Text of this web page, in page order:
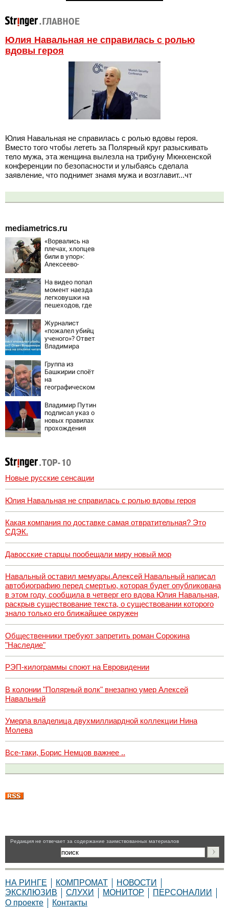
Юлия Навальная не справилась с ролью
вдовы героя
Юлия Навальная не справилась с ролью вдовы героя.
Вместо того чтобы лететь за Полярный круг разыскивать
тело мужа, эта женщина вылезла на трибуну Мюнхенской
конференции по безопасности и улыбаясь сделала
заявление, что поднимет знамя мужа и возглавит...чт
mediametrics.ru
«Ворвались на
плечах, хлопцев
били в упор»:
Алексеево-
могильником для
«птах Мадьяра»
На видео попал
момент наезда
легковушки на
пешеходов, где
минимум восемь
человек
06/08/2026 –
Новости
Журналист
«пожалел убийц
ученого»? Ответ
Владимира
отклики
читателей
Группа из
Башкирии споёт
на
географическом
Владимир Путин
подписал указ о
новых правилах
прохождения
Новые русские сенсации
Юлия Навальная не справилась с ролью вдовы героя
Какая компания по доставке самая отвратительная? Это
СДЭК.
Давосские старцы пообещали миру новый мор
Навальный оставил мемуары.Алексей Навальный написал
автобиографию перед смертью, которая будет опубликована
в этом году, сообщила в четверг его вдова Юлия Навальная,
раскрыв существование текста, о существовании которого
знало только его ближайшее окружен
Общественники требуют запретить роман Сорокина
"Наследие"
РЭП-килограммы споют на Евровидении
В колонии "Полярный волк" внезапно умер Алексей
Навальный
Умерла владелица двухмиллиардной коллекции Нина
Молева
Все-таки, Борис Немцов важнее ..
Pедакция не отвечает за содержание заимствованных материалов
НА РИНГЕ КОМПРОМАТ
НОВОСТИ
ЭКСКЛЮЗИВ
СЛУХИ МОНИТОР
ПЕРСОНАЛИИ
О проекте
Контакты